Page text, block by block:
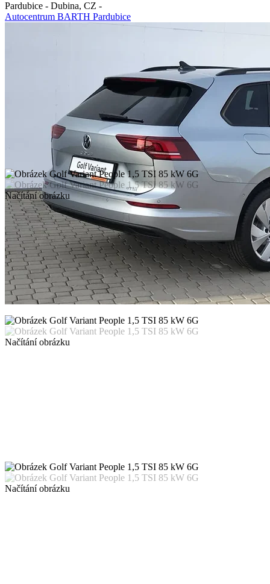
Pardubice - Dubina, CZ -
Autocentrum BARTH Pardubice
Načítání obrázku
Načítání obrázku
Načítání obrázku